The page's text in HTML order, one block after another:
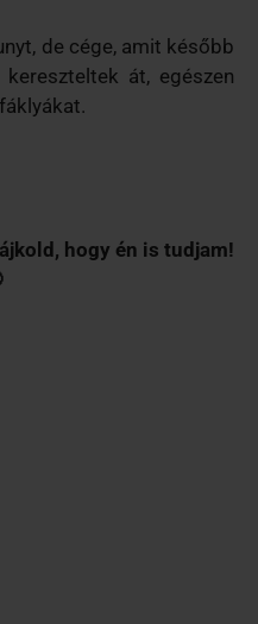
de cége, amit később
át, egészen
hogy én is tudjam!